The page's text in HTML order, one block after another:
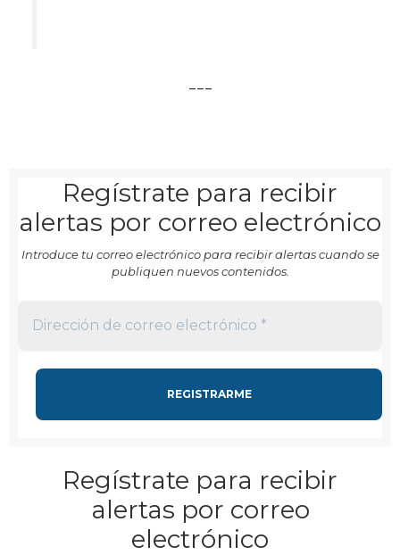
Regístrate para recibir
alertas por correo electrónico
Introduce tu correo electrónico para recibir alertas cuando se
publiquen nuevos contenidos.
Regístrate para recibir
alertas por correo
electrónico